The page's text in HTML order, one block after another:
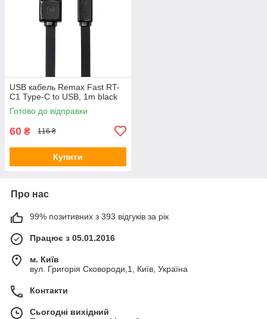
USB кабель Remax Fast RT-
C1 Type-C to USB, 1m black
Готово до відправки
60 ₴ 116 ₴
Купити
Про нас
99% позитивних з 393 відгуків за рік
Працює з 05.01.2016
м. Київ
вул. Григорія Сковороди,1, Київ, Україна
Контакти
Сьогодні вихідний